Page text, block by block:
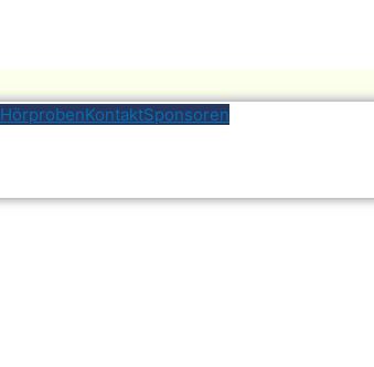
HörprobenKontaktSponsoren